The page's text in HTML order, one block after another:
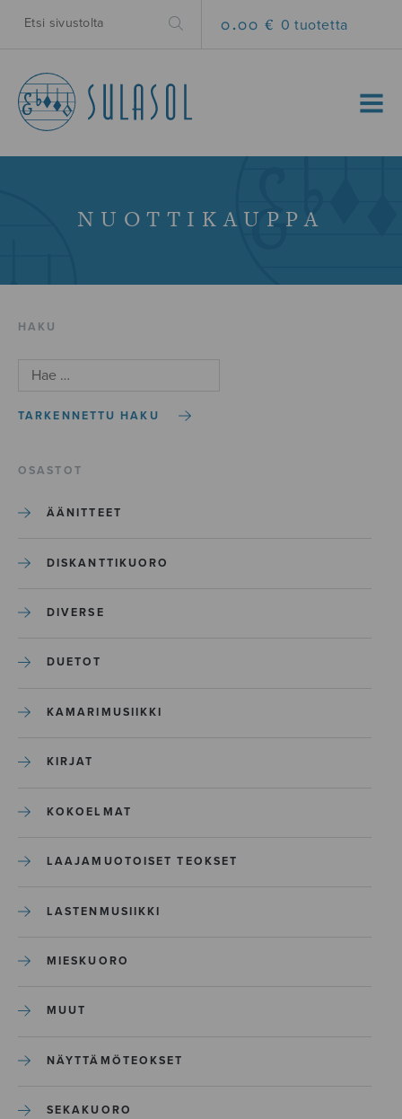
0.00 € 0 tuotetta
MENU
NUOTTIKAUPPA
HAKU
TARKENNETTU HAKU
OSASTOT
ÄÄNITTEET
DISKANTTIKUORO
DIVERSE
DUETOT
KAMARIMUSIIKKI
KIRJAT
KOKOELMAT
LAAJAMUOTOISET TEOKSET
LASTENMUSIIKKI
MIESKUORO
MUUT
NÄYTTÄMÖTEOKSET
SEKAKUORO